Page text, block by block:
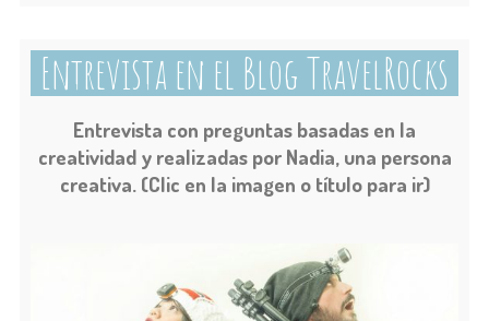
Entrevista en el Blog TravelRocks
Entrevista con preguntas basadas en la
creatividad y realizadas por Nadia, una persona
creativa. (Clic en la imagen o título para ir)